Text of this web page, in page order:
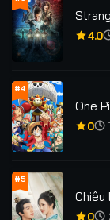
4.0
#4
One
0
#5
Chiêu
0